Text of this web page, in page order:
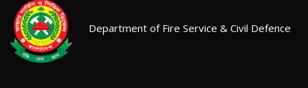
Department of Fire Service & Civil Defence